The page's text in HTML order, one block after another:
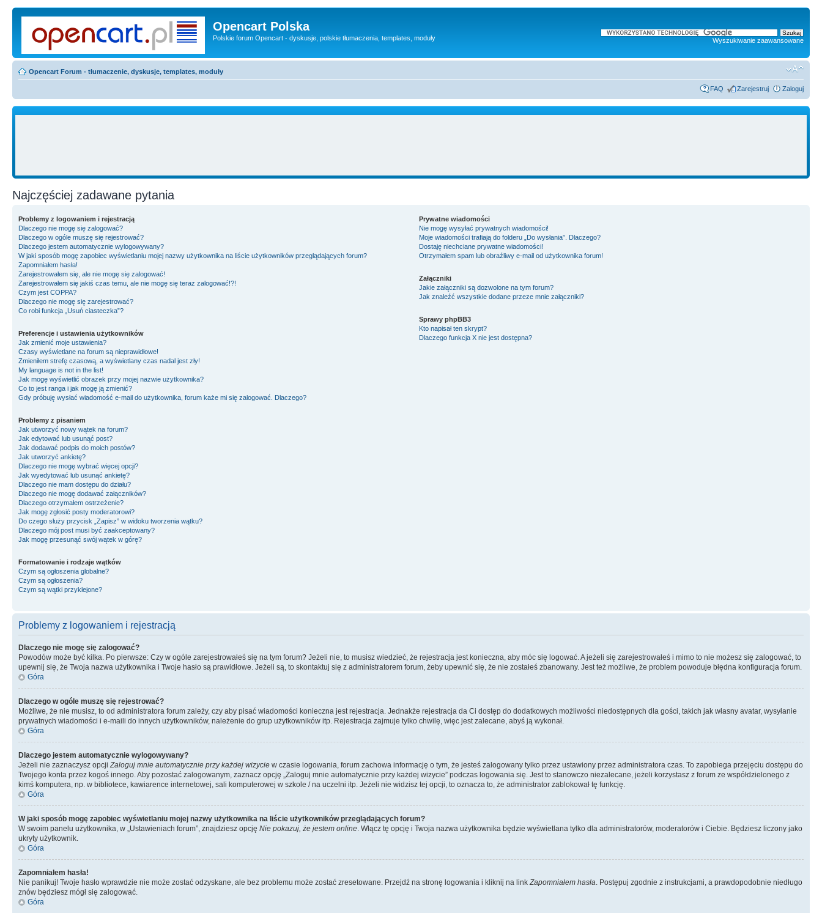
Opencart Polska
Polskie forum Opencart - dyskusje, polskie tłumaczenia, templates, moduły Wyszukiwanie zaawansowane
Opencart Forum - tłumaczenie, dyskusje, templates, moduły
FAQ Zarejestruj Zaloguj
Najczęściej zadawane pytania
Problemy z logowaniem i rejestracją
Dlaczego nie mogę się zalogować?
Dlaczego w ogóle muszę się rejestrować?
Dlaczego jestem automatycznie wylogowywany?
W jaki sposób mogę zapobiec wyświetlaniu mojej nazwy użytkownika na liście użytkowników przeglądających forum?
Zapomniałem hasła!
Zarejestrowałem się, ale nie mogę się zalogować!
Zarejestrowałem się jakiś czas temu, ale nie mogę się teraz zalogować!?!
Czym jest COPPA?
Dlaczego nie mogę się zarejestrować?
Co robi funkcja „Usuń ciasteczka”?
Preferencje i ustawienia użytkowników
Jak zmienić moje ustawienia?
Czasy wyświetlane na forum są nieprawidłowe!
Zmieniłem strefę czasową, a wyświetlany czas nadal jest zły!
My language is not in the list!
Jak mogę wyświetlić obrazek przy mojej nazwie użytkownika?
Co to jest ranga i jak mogę ją zmienić?
Gdy próbuję wysłać wiadomość e-mail do użytkownika, forum każe mi się zalogować. Dlaczego?
Problemy z pisaniem
Jak utworzyć nowy wątek na forum?
Jak edytować lub usunąć post?
Jak dodawać podpis do moich postów?
Jak utworzyć ankietę?
Dlaczego nie mogę wybrać więcej opcji?
Jak wyedytować lub usunąć ankietę?
Dlaczego nie mam dostępu do działu?
Dlaczego nie mogę dodawać załączników?
Dlaczego otrzymałem ostrzeżenie?
Jak mogę zgłosić posty moderatorowi?
Do czego służy przycisk „Zapisz” w widoku tworzenia wątku?
Dlaczego mój post musi być zaakceptowany?
Jak mogę przesunąć swój wątek w górę?
Formatowanie i rodzaje wątków
Czym są ogłoszenia globalne?
Czym są ogłoszenia?
Czym są wątki przyklejone?
Prywatne wiadomości
Nie mogę wysyłać prywatnych wiadomości!
Moje wiadomości trafiają do folderu „Do wysłania”. Dlaczego?
Dostaję niechciane prywatne wiadomości!
Otrzymałem spam lub obraźliwy e-mail od użytkownika forum!
Załączniki
Jakie załączniki są dozwolone na tym forum?
Jak znaleźć wszystkie dodane przeze mnie załączniki?
Sprawy phpBB3
Kto napisał ten skrypt?
Dlaczego funkcja X nie jest dostępna?
Problemy z logowaniem i rejestracją
Dlaczego nie mogę się zalogować?
Powodów może być kilka. Po pierwsze: Czy w ogóle zarejestrowałeś się na tym forum? Jeżeli nie, to musisz wiedzieć, że rejestracja jest konieczna, aby móc się logować. A jeżeli się zarejestrowałeś i mimo to nie możesz się zalogować, to
upewnij się, że Twoja nazwa użytkownika i Twoje hasło są prawidłowe. Jeżeli są, to skontaktuj się z administratorem forum, żeby upewnić się, że nie zostałeś zbanowany. Jest też możliwe, że problem powoduje błędna konfiguracja forum.
Góra
Dlaczego w ogóle muszę się rejestrować?
Możliwe, że nie musisz, to od administratora forum zależy, czy aby pisać wiadomości konieczna jest rejestracja. Jednakże rejestracja da Ci dostęp do dodatkowych możliwości niedostępnych dla gości, takich jak własny avatar, wysyłanie
prywatnych wiadomości i e-maili do innych użytkowników, należenie do grup użytkowników itp. Rejestracja zajmuje tylko chwilę, więc jest zalecane, abyś ją wykonał.
Góra
Dlaczego jestem automatycznie wylogowywany?
Jeżeli nie zaznaczysz opcjiZaloguj mnie automatycznie przy każdej wizycie w czasie logowania, forum zachowa informację o tym, że jesteś zalogowany tylko przez ustawiony przez administratora czas. To zapobiega przejęciu dostępu do
Twojego konta przez kogoś innego. Aby pozostać zalogowanym, zaznacz opcję „Zaloguj mnie automatycznie przy każdej wizycie” podczas logowania się. Jest to stanowczo niezalecane, jeżeli korzystasz z forum ze współdzielonego z
kimś komputera, np. w bibliotece, kawiarence internetowej, sali komputerowej w szkole / na uczelni itp. Jeżeli nie widzisz tej opcji, to oznacza to, że administrator zablokował tę funkcję.
Góra
W jaki sposób mogę zapobiec wyświetlaniu mojej nazwy użytkownika na liście użytkowników przeglądających forum?
W swoim panelu użytkownika, w „Ustawieniach forum”, znajdziesz opcję Nie pokazuj, że jestem online. Włącz tę opcję i Twoja nazwa użytkownika będzie wyświetlana tylko dla administratorów, moderatorów i Ciebie. Będziesz liczony jako
ukryty użytkownik.
Góra
Zapomniałem hasła!
Nie panikuj! Twoje hasło wprawdzie nie może zostać odzyskane, ale bez problemu może zostać zresetowane. Przejdź na stronę logowania i kliknij na linkZapomniałem hasła. Postępuj zgodnie z instrukcjami, a prawdopodobnie niedługo
znów będziesz mógł się zalogować.
Góra